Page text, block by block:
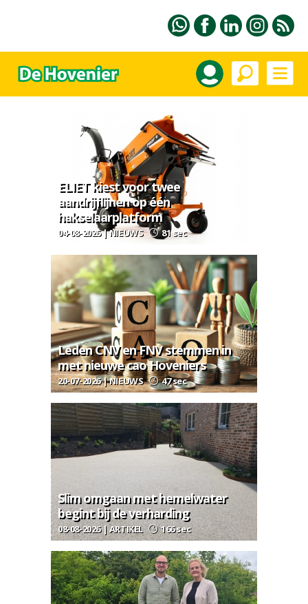
ELIET kiest voor twee
aandrijflijnen op één
hakselaarplatform
04-08-2026 | NIEUWS 81 sec
Leden CNV en FNV stemmen in
met nieuwe cao Hoveniers
20-07-2026 | NIEUWS 47 sec
Slim omgaan met hemelwater
begint bij de verharding
08-08-2026 | ARTIKEL 166 sec